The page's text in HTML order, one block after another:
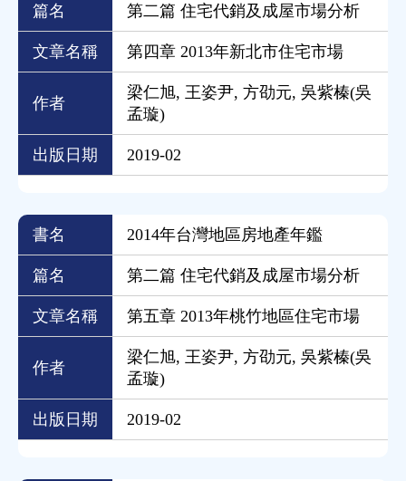
篇名 第二篇 住宅代銷及成屋市場分析
文章名稱 第四章 2013年新北市住宅市場
作者
梁仁旭, 王姿尹, 方劭元, 吳紫榛(吳
孟璇)
出版日期 2019-02
書名 2014年台灣地區房地產年鑑
篇名 第二篇 住宅代銷及成屋市場分析
文章名稱 第五章 2013年桃竹地區住宅市場
作者
梁仁旭, 王姿尹, 方劭元, 吳紫榛(吳
孟璇)
出版日期 2019-02